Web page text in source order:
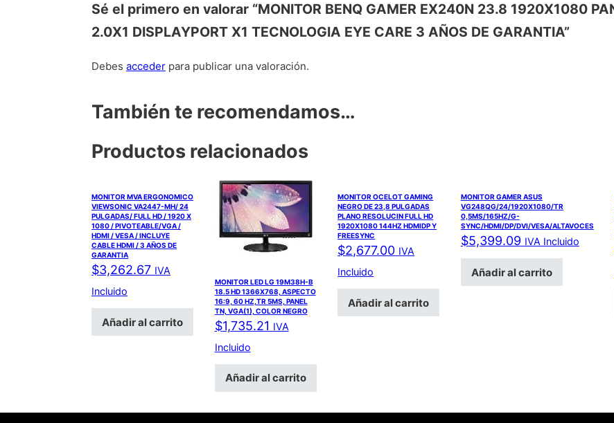
Sé el primero en valorar “MONITOR BENQ GAMER EX240N 23.8 1920X1080
2.0X1 DISPLAYPORT X1 TECNOLOGIA EYE CARE 3 AÑOS DE GARANTIA”
Debes acceder para publicar una valoración.
También te recomendamos…
Productos relacionados
MONITOR MVA ERGONOMICO
VIEWSONIC VA2447-MH/ 24
PULGADAS/ FULL HD / 1920 X
1080 / PIVOTEABLE/VGA /
HDMI / VESA / INCLUYE
CABLE HDMI / 3 AÑOS DE
GARANTIA
$3,262.67 IVA
Incluido
Añadir al carrito
MONITOR LED LG 19M38H-B
18.5 HD 1366X768, ASPECTO
16:9, 60 HZ,TR 5MS, PANEL
TN, VGA(1), COLOR NEGRO
$1,735.21 IVA
Incluido
Añadir al carrito
MONITOR OCELOT GAMING
NEGRO DE 23,8 PULGADAS
PLANO RESOLUCIN FULL HD
1920X1080 144HZ HDMIDP Y
FREESYNC
$2,677.00 IVA
Incluido
Añadir al carrito
MONITOR GAMER ASUS
VG248QG/24/1920X1080/TR
0,5MS/165HZ/G-
SYNC/HDMI/DP/DVI/VESA/ALTAVOCES
$5,399.09 IVA Incluido
Añadir al carrito